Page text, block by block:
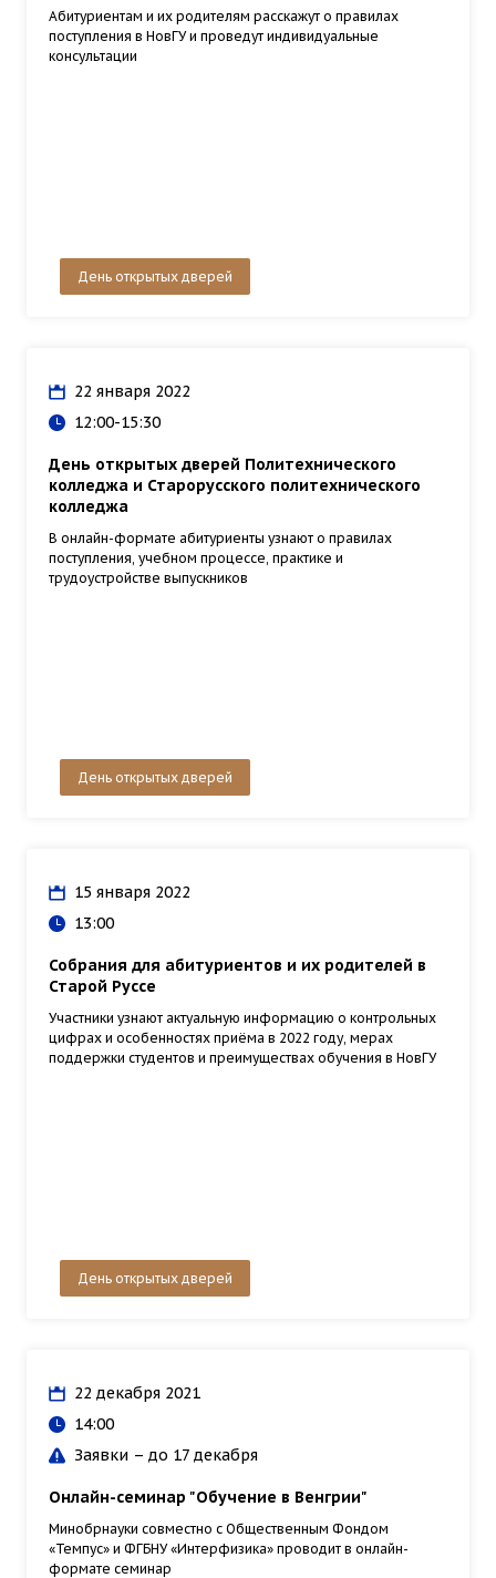
Абитуриентам и их родителям расскажут о правилах
поступления в НовГУ и проведут индивидуальные
консультации
День открытых дверей
22 января 2022
12:00-15:30
День открытых дверей Политехнического
колледжа и Старорусского политехнического
колледжа
В онлайн-формате абитуриенты узнают о правилах
поступления, учебном процессе, практике и
трудоустройстве выпускников
День открытых дверей
15 января 2022
13:00
Собрания для абитуриентов и их родителей в
Старой Руссе
Участники узнают актуальную информацию о контрольных
цифрах и особенностях приёма в 2022 году, мерах
поддержки студентов и преимуществах обучения в НовГУ
День открытых дверей
22 декабря 2021
14:00
Заявки – до 17 декабря
Онлайн-семинар "Обучение в Венгрии"
Минобрнауки совместно с Общественным Фондом
«Темпус» и ФГБНУ «Интерфизика» проводит в онлайн-
формате семинар